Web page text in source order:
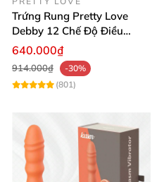
Trứng Rung Pretty Love
Debby 12 Chế Độ Điều
Khiển Từ Xa Siêu Mượt
640.000₫
914.000₫
-30%
(801)